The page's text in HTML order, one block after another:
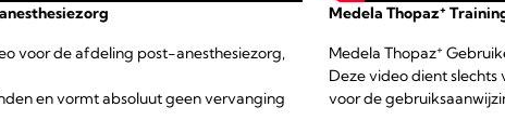
voor de afdeling post-anesthesiezorg,
en vormt absoluut geen vervanging
Medela Thopaz+
Medela Thopaz+
Deze video dient
voor de